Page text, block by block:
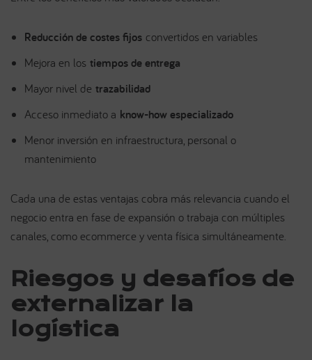
Reducción de costes fijos convertidos en variables
Mejora en los tiempos de entrega
Mayor nivel de trazabilidad
Acceso inmediato a know-how especializado
Menor inversión en infraestructura, personal o
mantenimiento
Cada una de estas ventajas cobra más relevancia cuando el
negocio entra en fase de expansión o trabaja con múltiples
canales, como ecommerce y venta física simultáneamente.
Riesgos y desafíos de
externalizar la
logística